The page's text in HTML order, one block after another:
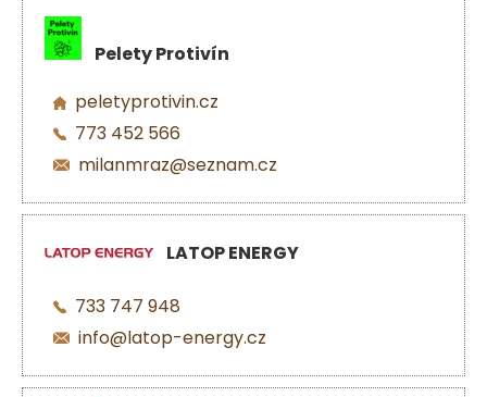
Pelety Protivín
peletyprotivin.cz
773 452 566
milanmraz@seznam.cz
LATOP ENERGY
733 747 948
info@latop-energy.cz